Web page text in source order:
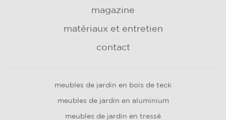
magazine
matériaux et entretien
contact
meubles de jardin en bois de teck
meubles de jardin en aluminium
meubles de jardin en tressé